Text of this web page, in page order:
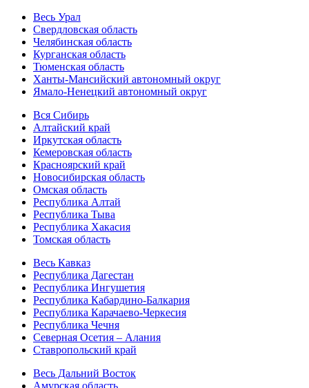
Весь Урал
Свердловская область
Челябинская область
Курганская область
Тюменская область
Ханты-Мансийский автономный округ
Ямало-Ненецкий автономный округ
Вся Сибирь
Алтайский край
Иркутская область
Кемеровская область
Красноярский край
Новосибирская область
Омская область
Республика Алтай
Республика Тыва
Республика Хакасия
Томская область
Весь Кавказ
Республика Дагестан
Республика Ингушетия
Республика Кабардино-Балкария
Республика Карачаево-Черкесия
Республика Чечня
Северная Осетия – Алания
Ставропольский край
Весь Дальний Восток
Амурская область